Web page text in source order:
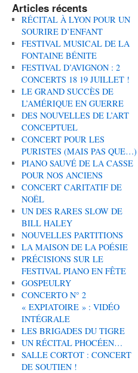
Articles récents
RÉCITAL À LYON POUR UN
SOURIRE D’ENFANT
FESTIVAL MUSICAL DE LA
FONTAINE BÉNITE
FESTIVAL D’AVIGNON : 2
CONCERTS 18 19 JUILLET !
LE GRAND SUCCÈS DE
L’AMÉRIQUE EN GUERRE
DES NOUVELLES DE L’ART
CONCEPTUEL
CONCERT POUR LES
PURISTES (MAIS PAS QUE…)
PIANO SAUVÉ DE LA CASSE
POUR NOS ANCIENS
CONCERT CARITATIF DE
NOËL
UN DES RARES SLOW DE
BILL HALEY
NOUVELLES PARTITIONS
LA MAISON DE LA POÉSIE
PRÉCISIONS SUR LE
FESTIVAL PIANO EN FÊTE
GOSPEULRY
CONCERTO N° 2
« EXPIATOIRE » : VIDÉO
INTÉGRALE
LES BRIGADES DU TIGRE
UN RÉCITAL PHOCÉEN…
SALLE CORTOT : CONCERT
DE SOUTIEN !